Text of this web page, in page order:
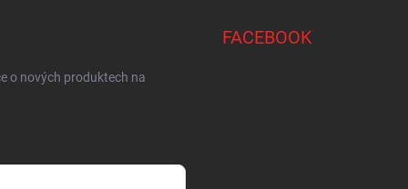
o nových produktech na
FACEBOOK